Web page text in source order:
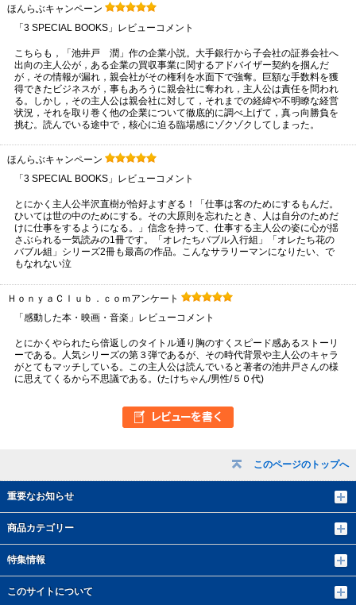
このページのトップへ
重要なお知らせ
商品カテゴリー
特集情報
このサイトについて
ほんらぶキャンペーン
「3 SPECIAL BOOKS」レビューコメント
こちらも，「池井戸 潤」作の企業小説。大手銀行から子会社の証券会社へ
出向の主人公が，ある企業の買収事業に関するアドバイザー契約を掴んだ
が，その情報が漏れ，親会社がその権利を水面下で強奪。巨額な手数料を獲
得できたビジネスが，事もあろうに親会社に奪われ，主人公は責任を問われ
る。しかし，その主人公は親会社に対して，それまでの経緯や不明瞭な経営
状況，それを取り巻く他の企業について徹底的に調べ上げて，真っ向勝負を
挑む。読んでいる途中で，核心に迫る臨場感にゾクゾクしてしまった。
ほんらぶキャンペーン
「3 SPECIAL BOOKS」レビューコメント
とにかく主人公半沢直樹が恰好よすぎる！「仕事は客のためにするもんだ。
ひいては世の中のためにする。その大原則を忘れたとき、人は自分のためだ
けに仕事をするようになる。」信念を持って、仕事する主人公の姿に心が揺
さぶられる一気読みの1冊です。「オレたちバブル入行組」「オレたち花の
バブル組」シリーズ2冊も最高の作品。こんなサラリーマンになりたい、で
もなれない泣
ＨｏｎｙａＣｌｕｂ．ｃｏｍアンケート
「感動した本・映画・音楽」レビューコメント
とにかくやられたら倍返しのタイトル通り胸のすくスピード感あるストーリ
ーである。人気シリーズの第３弾であるが、その時代背景や主人公のキャラ
がとてもマッチしている。この主人公は読んでいると著者の池井戸さんの様
に思えてくるから不思議である。(たけちゃん/男性/５０代)